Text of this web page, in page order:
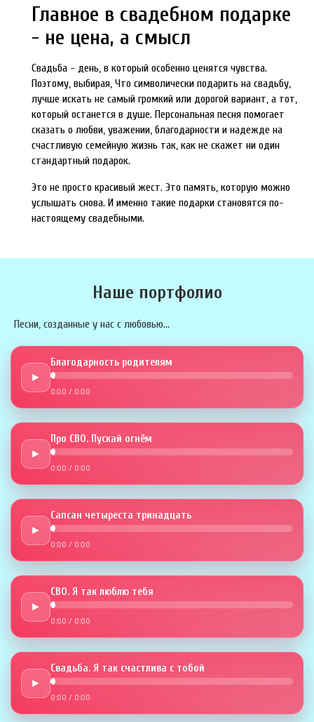
Главное в свадебном подарке
- не цена, а смысл
Свадьба - день, в который особенно ценятся чувства.
Поэтому, выбирая, Что символически подарить на свадьбу,
лучше искать не самый громкий или дорогой вариант, а тот,
который останется в душе. Персональная песня помогает
сказать о любви, уважении, благодарности и надежде на
счастливую семейную жизнь так, как не скажет ни один
стандартный подарок.
Это не просто красивый жест. Это память, которую можно
услышать снова. И именно такие подарки становятся по-
настоящему свадебными.
Наше портфолио
Песни, созданные у нас с любовью...
►
Благодарность родителям
0:00 / 0:00
►
Про СВО. Пускай огнём
0:00 / 0:00
►
Сапсан четыреста тринадцать
0:00 / 0:00
►
СВО. Я так люблю тебя
0:00 / 0:00
►
Свадьба. Я так счастлива с тобой
0:00 / 0:00